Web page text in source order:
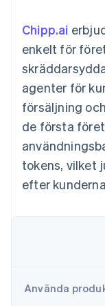
Accelererad
Financial
Länkade
Mer
Product
Se vad som
Bolagsbildning
Chipp.ai
enkelt för
agenter för
försäljning
de första
tokens, vilket
efter
Använda